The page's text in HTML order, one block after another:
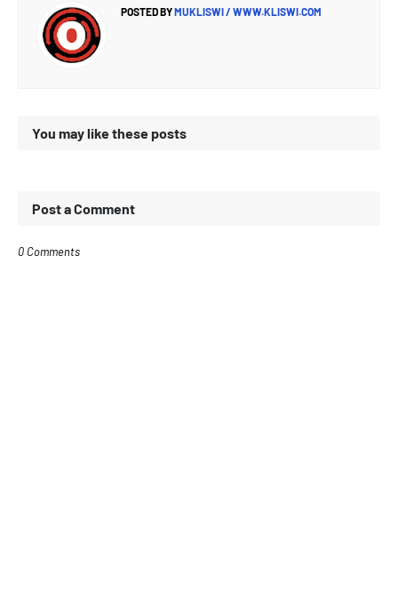
POSTED BYMUKLISWI / WWW.KLISWI.COM
You may like these posts
Post a Comment
0 Comments